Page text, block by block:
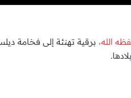
الله، برقية تهنئة إلى فخامة